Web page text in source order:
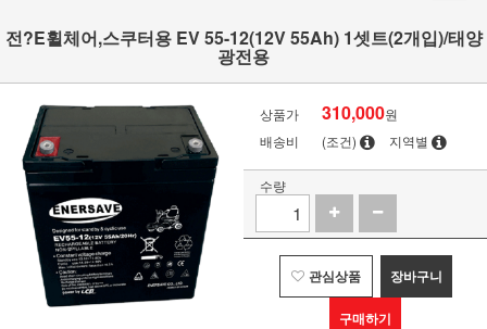
전?E휠체어,스쿠터용 EV 55-12(12V 55Ah) 1셋트(2개입)/태양
광전용
상품가 310,000원
배송비
(조건) 지역별
수량
관심상품 장바구니
구매하기